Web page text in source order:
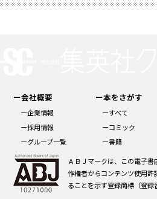
ー会社概要
ー企業情報
ー採用情報
ーグループ一覧
ー本をさがす
ーすべて
ーコミック
ー書籍
ＡＢＪマークは、この電子
作権者からコンテンツ使用
ることを示す登録商標（登録